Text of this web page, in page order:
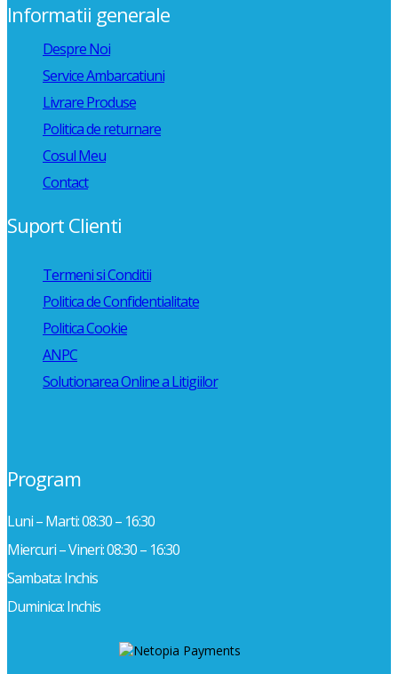
Informatii generale
Despre Noi
Service Ambarcatiuni
Livrare Produse
Politica de returnare
Cosul Meu
Contact
Suport Clienti
Termeni si Conditii
Politica de Confidentialitate
Politica Cookie
ANPC
Solutionarea Online a Litigiilor
Program
Luni – Marti: 08:30 – 16:30
Miercuri – Vineri: 08:30 – 16:30
Sambata: Inchis
Duminica: Inchis